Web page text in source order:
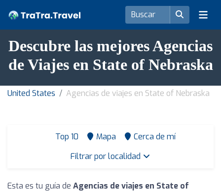
Descubre las mejores Agencias
de Viajes en State of Nebraska
United States Agencias de viajes en State of Nebraska
Top 10 Mapa
Cerca de mí
Filtrar por localidad
Esta es tu guía de Agencias de viajes en State of